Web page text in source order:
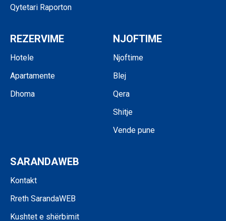
Qytetari Raporton
REZERVIME
Hotele
Apartamente
Dhoma
NJOFTIME
Njoftime
Blej
Qera
Shitje
Vende pune
SARANDAWEB
Kontakt
Rreth SarandaWEB
Kushtet e shërbimit